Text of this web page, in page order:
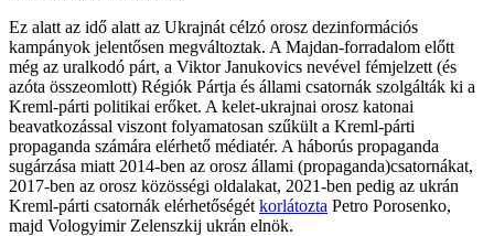
Ez alatt az idő alatt az Ukrajnát célzó orosz dezinformációs
kampányok jelentősen megváltoztak. A Majdan-forradalom előtt
még az uralkodó párt, a Viktor Janukovics nevével fémjelzett (és
azóta összeomlott) Régiók Pártja és állami csatornák szolgálták ki a
Kreml-párti politikai erőket. A kelet-ukrajnai orosz katonai
beavatkozással viszont folyamatosan szűkült a Kreml-párti
propaganda számára elérhető médiatér. A háborús propaganda
sugárzása miatt 2014-ben az orosz állami (propaganda)csatornákat,
2017-ben az orosz közösségi oldalakat, 2021-ben pedig az ukrán
Kreml-párti csatornák elérhetőségét korlátozta Petro Porosenko,
majd Vologyimir Zelenszkij ukrán elnök.